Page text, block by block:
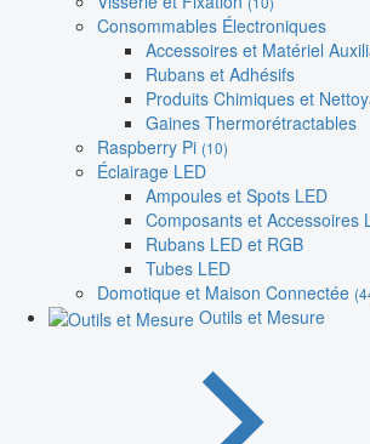
Consommables Électroniques
Accessoires et Matériel
Rubans et Adhésifs
Produits Chimiques et
Gaines Thermorétractables
Raspberry Pi (10)
Éclairage LED
Ampoules et Spots LED
Composants et Accessoires
Rubans LED et RGB
Tubes LED
Domotique et Maison Connectée
Outils et Mesure